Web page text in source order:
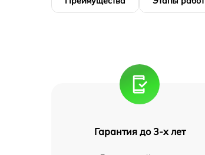
Гарантия до 3-х лет